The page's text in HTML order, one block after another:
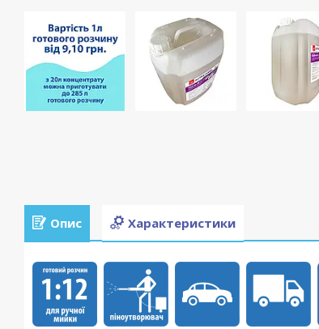
Опис Характеристики